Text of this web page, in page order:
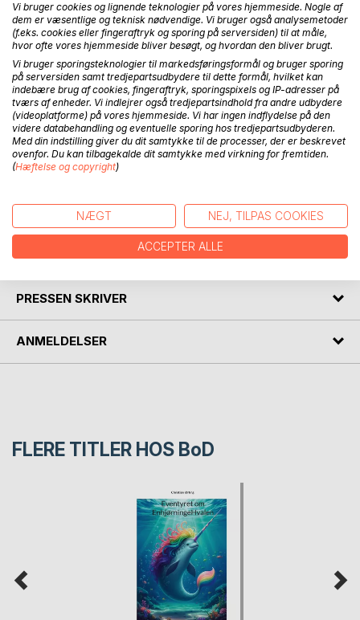
BESKRIVELSE
Jeg vil gerne invitere dig ind på min legeplads, et sted jeg
holder af at være. Det er her det kreative blomstrer og intet
bliver dømt ude. På legepladsen er jeg som barn igen. Her
er potentialet, nuet og øjeblikket det vigtigste. At mærke
langsommelighedens kraft, åndedrættet og nyde stilheden.
Desuden peger jeg i retningen af oplevelse af at livet leves
på en opdagelsesrejse.
FORFATTER
PRESSEN SKRIVER
ANMELDELSER
FLERE TITLER HOS BoD
Vi bruger cookies og lignende teknologier på vores hjemmeside. Nogle af
dem er væsentlige og teknisk nødvendige. Vi bruger også analysemetoder
(f.eks. cookies eller fingeraftryk og sporing på serversiden) til at måle,
hvor ofte vores hjemmeside bliver besøgt, og hvordan den bliver brugt.
Vi bruger sporingsteknologier til markedsføringsformål og bruger sporing
på serversiden samt tredjepartsudbydere til dette formål, hvilket kan
indebære brug af cookies, fingeraftryk, sporingspixels og IP-adresser på
tværs af enheder. Vi indlejrer også tredjepartsindhold fra andre udbydere
(videoplatforme) på vores hjemmeside. Vi har ingen indflydelse på den
videre databehandling og eventuelle sporing hos tredjepartsudbyderen.
Med din indstilling giver du dit samtykke til de processer, der er beskrevet
ovenfor. Du kan tilbagekalde dit samtykke med virkning for fremtiden.
(Hæftelse og copyright)
NÆGT NEJ, TILPAS COOKIES
ACCEPTER ALLE